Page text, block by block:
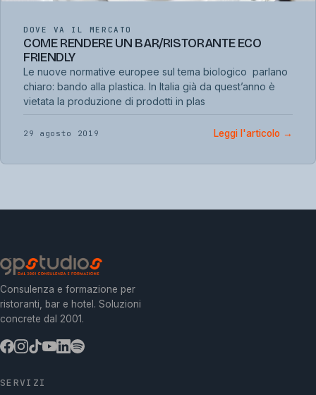
DOVE VA IL MERCATO
COME RENDERE UN BAR/RISTORANTE ECO
FRIENDLY
Le nuove normative europee sul tema biologico parlano
chiaro: bando alla plastica. In Italia già da quest’anno è
vietata la produzione di prodotti in plas
29 agosto 2019 Leggi l'articolo →
Consulenza e formazione per
ristoranti, bar e hotel. Soluzioni
concrete dal 2001.
SERVIZI